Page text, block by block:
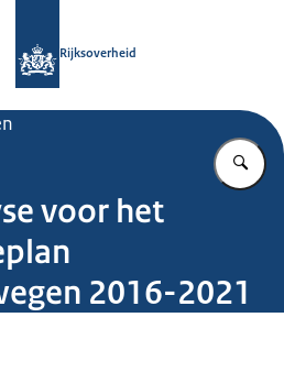
Rijksoverheid
voor het
2016-2021